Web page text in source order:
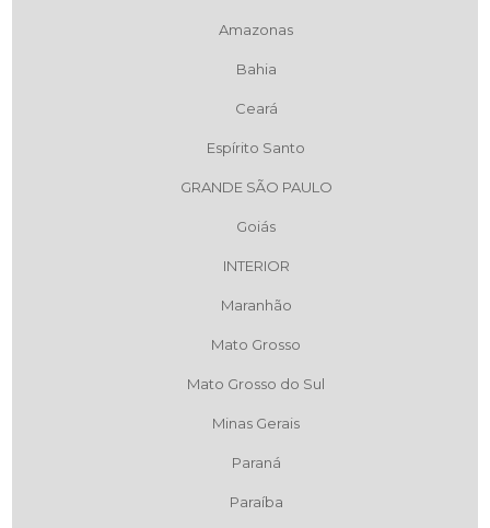
Amazonas
Bahia
Ceará
Espírito Santo
GRANDE SÃO PAULO
Goiás
INTERIOR
Maranhão
Mato Grosso
Mato Grosso do Sul
Minas Gerais
Paraná
Paraíba